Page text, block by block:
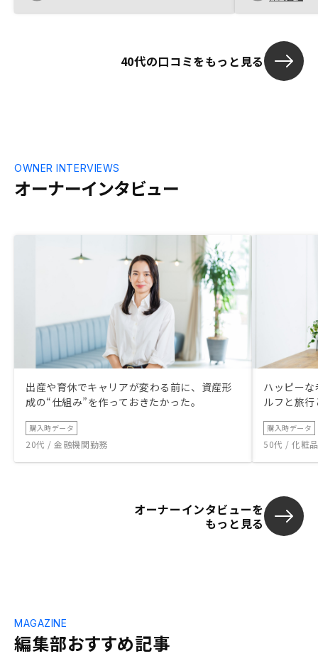
切りました。ここまでは満足してました
介して頂く物件数がもう少し多いといいと
40代の口コミをもっと見る
オーナーインタビュー
OWNER INTERVIEWS
出産や育休でキャリアが変わる前に、資産形
成の“仕組み”を作っておきたかった。
購入時データ
20代 / 金融機関勤務
ハッピー
ルフと旅
購入時データ
50代 / 化粧
オーナーインタビューを
もっと見る
編集部おすすめ記事
MAGAZINE